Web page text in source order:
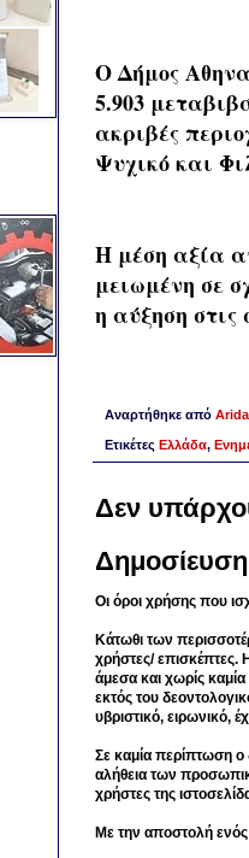
Ο Δήμος
5.903
ακριβές
Ψυχικό και
Η μέση αξία
μειωμένη σε
η αύξηση
Αναρτήθηκε από
Ετικέτες Ελλάδα,
Δεν
Οι όροι χρήσης που
Κάτωθι των
χρήστες/ επισκέπτες.
άμεσα και χωρίς
εκτός του
υβριστικό, ειρωνικό,
Σε καμία περίπτωση ο
αλήθεια των
χρήστες της
Με την αποστολή